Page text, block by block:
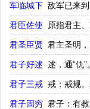
军临城下 敌军已来
君臣佐使 原指君主
君圣臣贤 君主圣明
君子好逑 逑，通“仇
君子三戒 戒：戒规
君子固穷 君子：有